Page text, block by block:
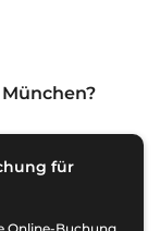
?
für